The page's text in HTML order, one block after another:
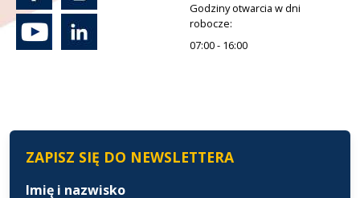
Godziny otwarcia w dni
robocze:
07:00 - 16:00
ZAPISZ SIĘ DO NEWSLETTERA
Imię i nazwisko